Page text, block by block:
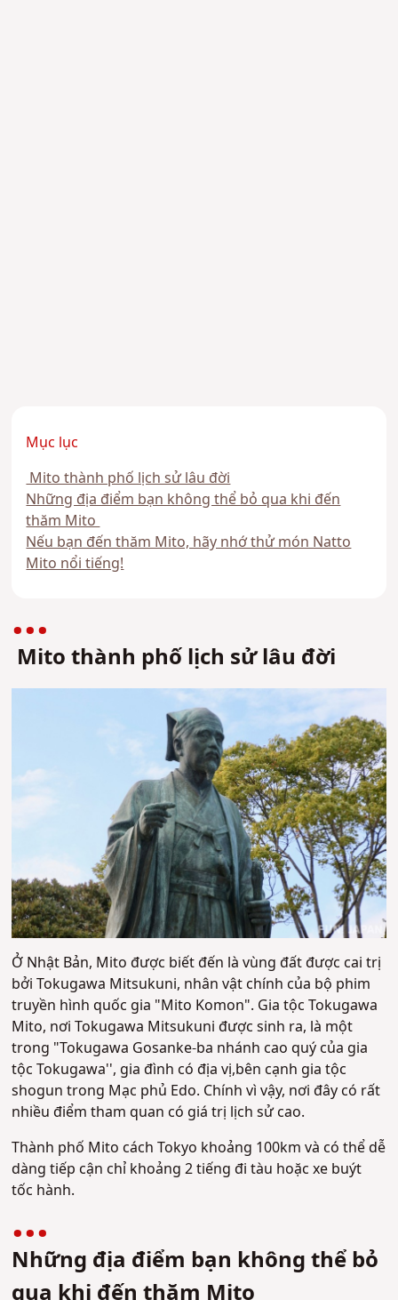
Mục lục
Mito thành phố lịch sử lâu đời
Những địa điểm bạn không thể bỏ qua khi đến
thăm Mito
Nếu bạn đến thăm Mito, hãy nhớ thử món Natto
Mito nổi tiếng!
Mito thành phố lịch sử lâu đời
Ở Nhật Bản, Mito được biết đến là vùng đất được cai trị
bởi Tokugawa Mitsukuni, nhân vật chính của bộ phim
truyền hình quốc gia "Mito Komon". Gia tộc Tokugawa
Mito, nơi Tokugawa Mitsukuni được sinh ra, là một
trong "Tokugawa Gosanke-ba nhánh cao quý của gia
tộc Tokugawa'', gia đình có địa vị,bên cạnh gia tộc
shogun trong Mạc phủ Edo. Chính vì vậy, nơi đây có rất
nhiều điểm tham quan có giá trị lịch sử cao.
Thành phố Mito cách Tokyo khoảng 100km và có thể dễ
dàng tiếp cận chỉ khoảng 2 tiếng đi tàu hoặc xe buýt
tốc hành.
Những địa điểm bạn không thể bỏ